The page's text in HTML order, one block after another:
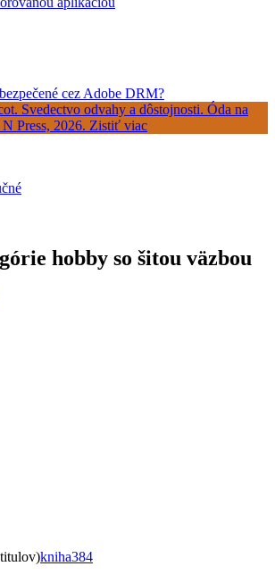
cez Adobe DRM?
hobby so šitou väzbou
kniha384